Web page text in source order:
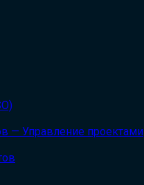
— Управление проектами